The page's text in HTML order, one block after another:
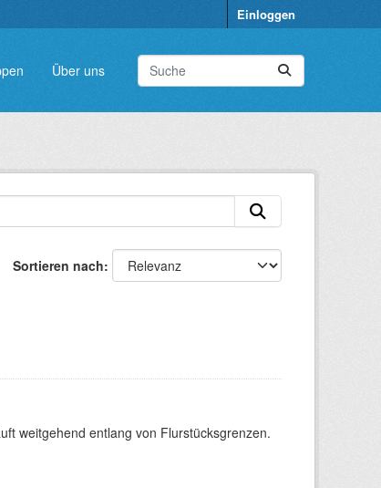
Einloggen
Über uns
Sortieren nach
weitgehend entlang von Flurstücksgrenzen.